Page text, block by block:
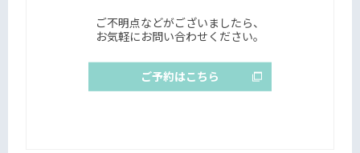
ご不明点などがございましたら、
お気軽にお問い合わせください。
ご予約はこちら